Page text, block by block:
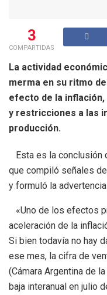
3
COMPARTIDAS
La actividad
merma en su ritmo
efecto de la
y restricciones a las
producción.
Esta es la conclusión
que compiló señales
y formuló la
«Uno de los efectos
aceleración de la
Si bien todavía no hay
ese mes, la cifra de
(Cámara Argentina de
baja interanual en julio